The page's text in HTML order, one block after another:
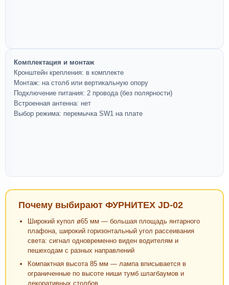
Комплектация и монтаж
Кронштейн крепления: в комплекте
Монтаж: на столб или вертикальную опору
Подключение питания: 2 провода (без полярности)
Встроенная антенна: нет
Выбор режима: перемычка SW1 на плате
Почему выбирают ФУРНИТЕХ JD-02
Широкий купол ø65 мм — большая площадь янтарного
плафона, широкий горизонтальный угол рассеивания
света: сигнал одновременно виден водителям и
пешеходам с разных направлений
Компактная высота 85 мм — лампа вписывается в
ограниченные по высоте ниши тумб шлагбаумов и
декоративных столбов